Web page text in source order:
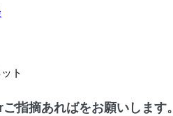
ト
指摘あればをお願いします。